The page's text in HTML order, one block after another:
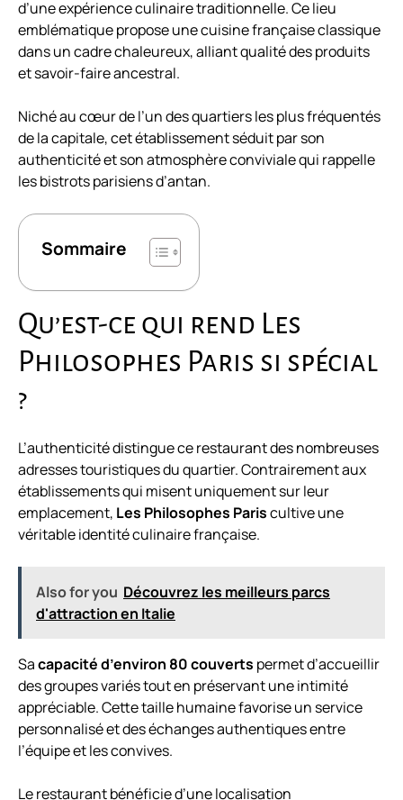
d’une expérience culinaire traditionnelle. Ce lieu
emblématique propose une cuisine française classique
dans un cadre chaleureux, alliant qualité des produits
et savoir-faire ancestral.
Niché au cœur de l’un des quartiers les plus fréquentés
de la capitale, cet établissement séduit par son
authenticité et son atmosphère conviviale qui rappelle
les bistrots parisiens d’antan.
Sommaire
Qu’est-ce qui rend Les
Philosophes Paris si spécial
?
L’authenticité distingue ce restaurant des nombreuses
adresses touristiques du quartier. Contrairement aux
établissements qui misent uniquement sur leur
emplacement, Les Philosophes Pariscultive une
véritable identité culinaire française.
Also for you Découvrez les meilleurs parcs
d'attraction en Italie
Sacapacité d’environ 80 couverts permet d’accueillir
des groupes variés tout en préservant une intimité
appréciable. Cette taille humaine favorise un service
personnalisé et des échanges authentiques entre
l’équipe et les convives.
Le restaurant bénéficie d’une localisation